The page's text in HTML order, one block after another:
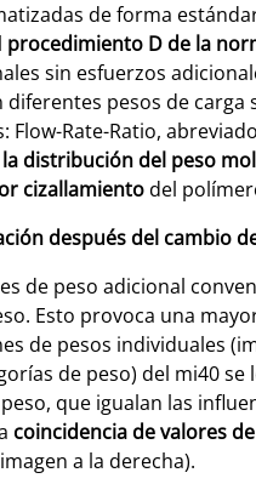
de forma
procedimiento D de la
sin esfuerzos
diferentes pesos de carga
Flow-Rate-Ratio,
distribución del peso
cizallamientodel
después del cambio
de peso adicional
Esto provoca una
de pesos individuales
de peso) del mi40 se
que igualan las
coincidencia de valores
a la derecha).